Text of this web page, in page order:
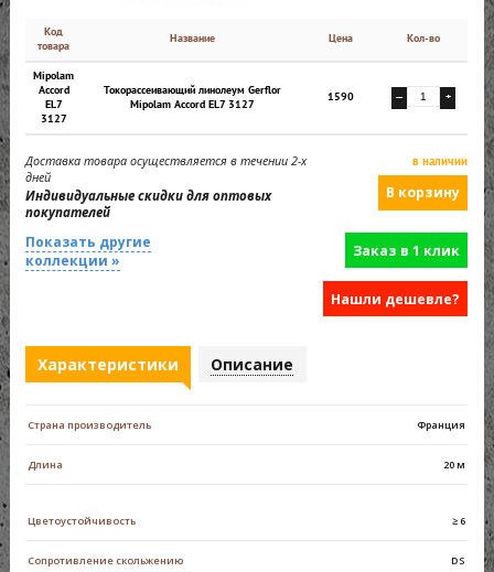
Код
товара
Название Цена Кол-во
Mipolam
Accord
EL7
3127
Токорассеивающий линолеум Gerflor
Mipolam Accord EL7 3127
1590 — +
Доставка товара осуществляется в течении 2-х
дней
Индивидуальные скидки для оптовых
покупателей
в наличии
Показать другие
коллекции »
Заказ в 1 клик
Нашли дешевле?
Характеристики Описание
Страна производитель Франция
Длина 20 м
Цветоустойчивость ≥ 6
Сопротивление скольжению DS